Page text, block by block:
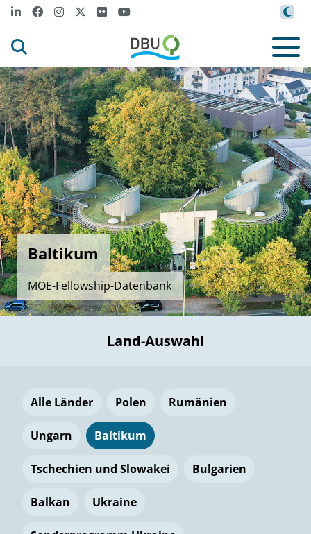
Baltikum
MOE-Fellowship-Datenbank
Land-Auswahl
Alle Länder Polen Rumänien
Ungarn Baltikum
Tschechien und Slowakei Bulgarien
Balkan Ukraine